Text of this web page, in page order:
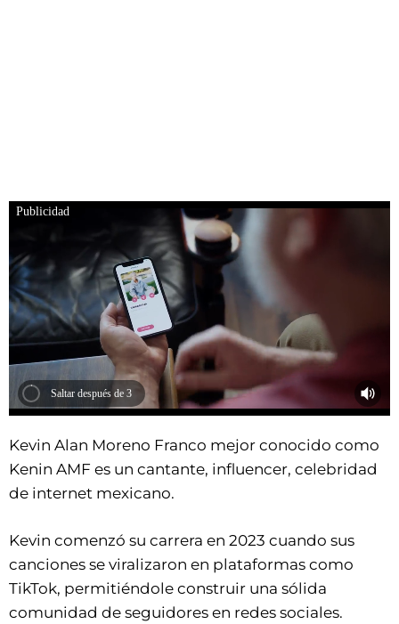
Publicidad
Saltar después de 2
Kevin Alan Moreno Franco mejor conocido como
Kenin AMF es un cantante, influencer, celebridad
de internet mexicano.
Kevin comenzó su carrera en 2023 cuando sus
canciones se viralizaron en plataformas como
TikTok, permitiéndole construir una sólida
comunidad de seguidores en redes sociales.